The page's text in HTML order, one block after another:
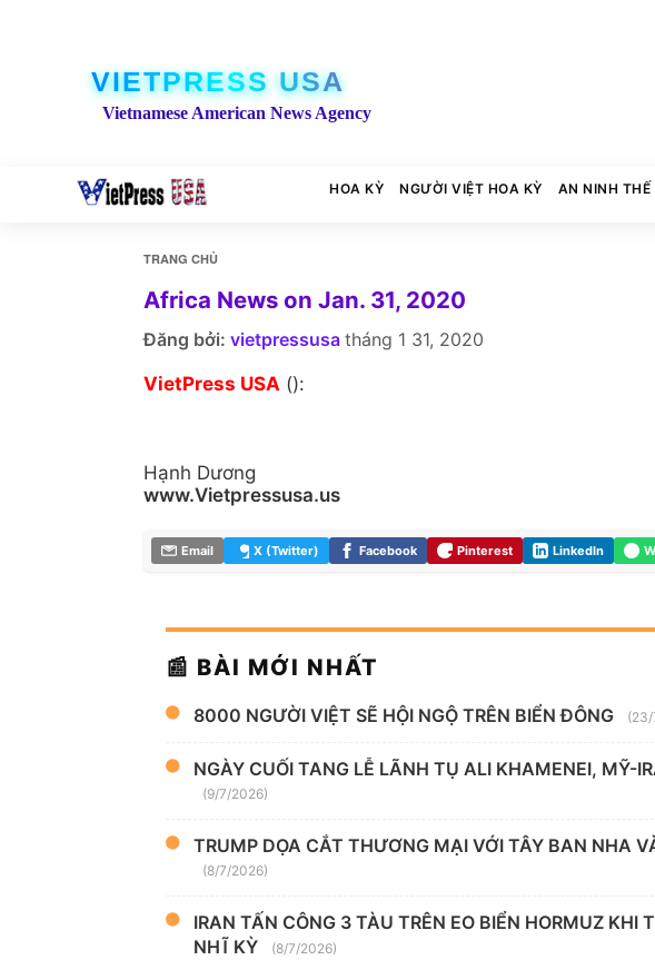
VIETPRESS USA
Vietnamese American News Agency
HOA KỲ NGƯỜI VIỆT HOA KỲ AN NINH THẾ
TRANG CHỦ
Africa News on Jan. 31, 2020
Đăng bởi: vietpressusa tháng 1 31, 2020
VietPress USA ():
Hạnh Dương
www.Vietpressusa.us
Email X (Twitter) Facebook Pinterest LinkedIn
📰 BÀI MỚI NHẤT
8000 NGƯỜI VIỆT SẼ HỘI NGỘ TRÊN BIỂN ĐÔNG
NGÀY CUỐI TANG LỄ LÃNH TỤ ALI KHAMENEI, MỸ-
(9/7/2026)
TRUMP DỌA CẮT THƯƠNG MẠI VỚI TÂY BAN NHA
(8/7/2026)
IRAN TẤN CÔNG 3 TÀU TRÊN EO BIỂN HORMUZ KHI
NHĨ KỲ
(8/7/2026)